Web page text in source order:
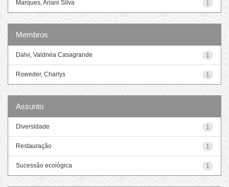
1
Marques, Ariani Silva
Membros
1
Dalvi, Valdnéa Casagrande
1
Roweder, Charlys
Assunto
1
Diversidade
1
Restauração
1
Sucessão ecológica